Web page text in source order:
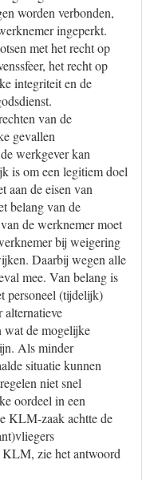
worden verbonden,
ingeperkt.
met het recht op
het recht op
integriteit en de
van de
gevallen
werkgever kan
is om een legitiem doel
aan de eisen van
belang van de
de werknemer moet
bij weigering
Daarbij wegen alle
mee. Van belang is
personeel (tijdelijk)
wat de mogelijke
Als minder
situatie kunnen
niet snel
oordeel in een
KLM-zaak achtte de
KLM, zie het antwoord